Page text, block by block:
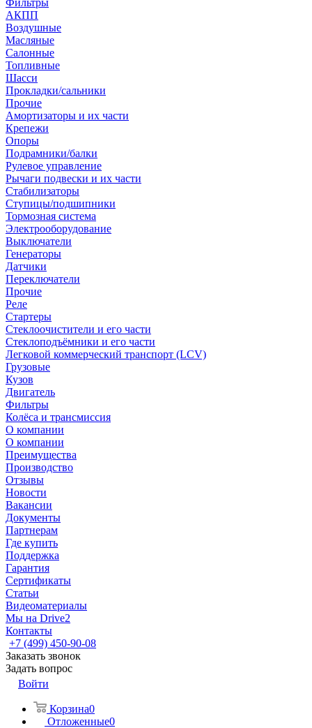
Фильтры
АКПП
Воздушные
Масляные
Салонные
Топливные
Шасси
Прокладки/сальники
Прочие
Амортизаторы и их части
Крепежи
Опоры
Подрамники/балки
Рулевое управление
Рычаги подвески и их части
Стабилизаторы
Ступицы/подшипники
Тормозная система
Электрооборудование
Выключатели
Генераторы
Датчики
Переключатели
Прочие
Реле
Стартеры
Стеклоочистители и его части
Стеклоподъёмники и его части
Легковой коммерческий транспорт (LCV)
Грузовые
Кузов
Двигатель
Фильтры
Колёса и трансмиссия
О компании
О компании
Преимущества
Производство
Отзывы
Новости
Вакансии
Документы
Партнерам
Где купить
Поддержка
Гарантия
Сертификаты
Статьи
Видеоматериалы
Мы на Drive2
Контакты
+7 (499) 450-90-08
Заказать звонок
Задать вопрос
Войти
Корзина0
Отложенные0